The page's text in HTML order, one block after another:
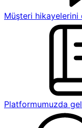
Müşteri hikayelerini
Platformumuzda